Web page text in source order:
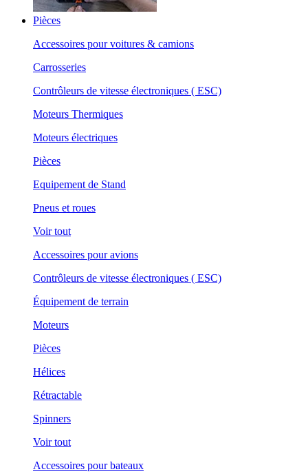
Pièces
Accessoires pour voitures & camions
Carrosseries
Contrôleurs de vitesse électroniques ( ESC)
Moteurs Thermiques
Moteurs électriques
Pièces
Equipement de Stand
Pneus et roues
Voir tout
Accessoires pour avions
Contrôleurs de vitesse électroniques ( ESC)
Équipement de terrain
Moteurs
Pièces
Hélices
Rétractable
Spinners
Voir tout
Accessoires pour bateaux